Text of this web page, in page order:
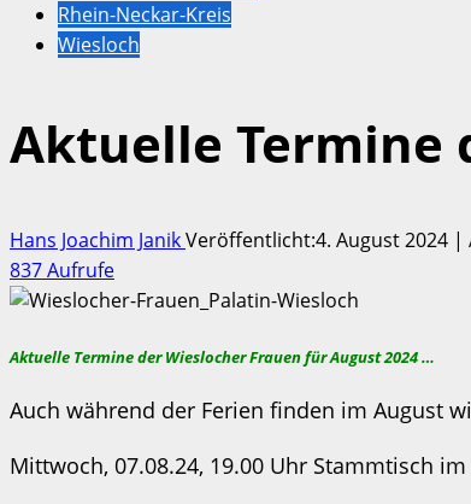
Rhein-Neckar-Kreis
Wiesloch
Aktuelle Termine
Hans Joachim JanikVeröffentlicht:4. August 2024 |
837 Aufrufe
Aktuelle Termine der Wieslocher Frauen für August 2024 …
Auch während der Ferien finden im August
Mittwoch, 07.08.24, 19.00 Uhr Stammtisch im